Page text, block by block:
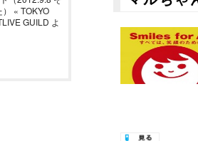
« TOKYO
GUILD よ